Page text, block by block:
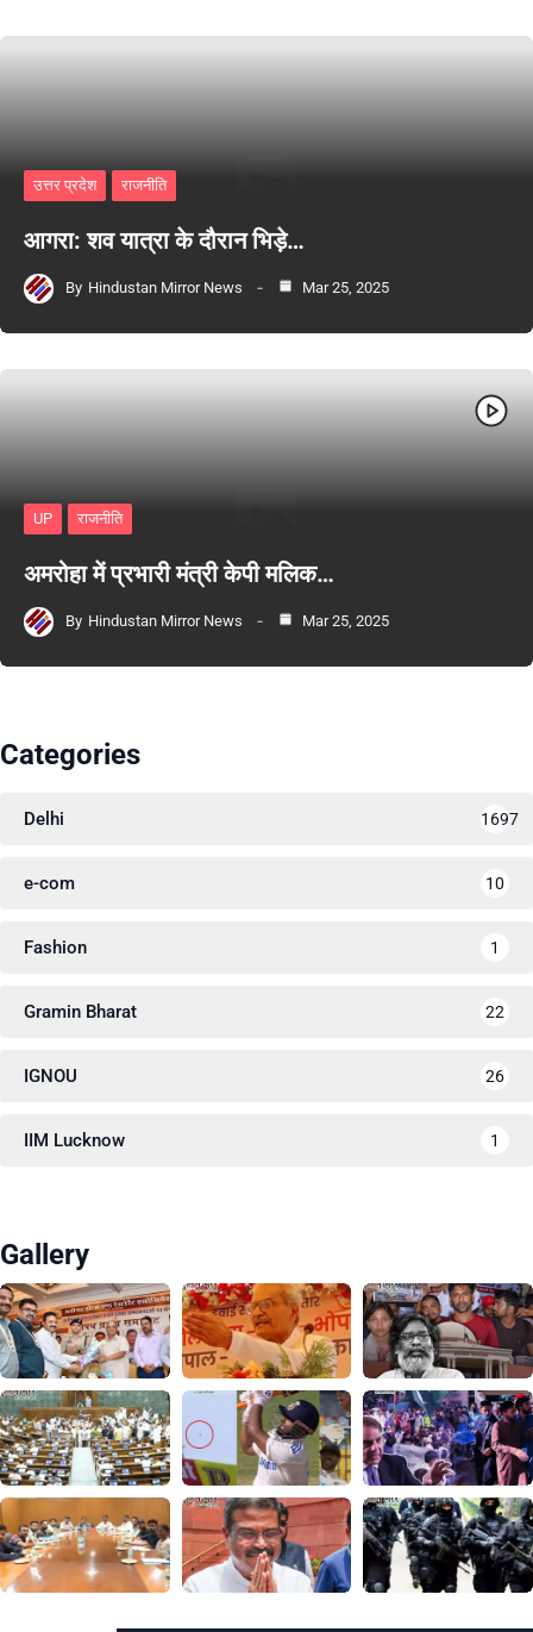
उत्तर प्रदेश राजनीति
आगरा: शव यात्रा के दौरान भिड़े…
By Hindustan Mirror News Mar 25, 2025
UP राजनीति
अमरोहा में प्रभारी मंत्री केपी मलिक…
By Hindustan Mirror News Mar 25, 2025
Categories
Delhi 1697
e-com 10
Fashion 1
Gramin Bharat 22
IGNOU 26
IIM Lucknow 1
Gallery